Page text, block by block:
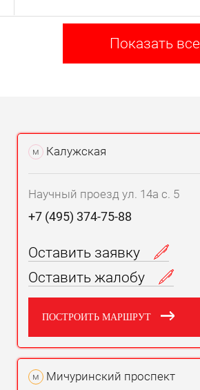
Показать все
м Калужская
Научный проезд ул. 14а с. 5
+7 (495) 374-75-88
Оставить заявку
Оставить жалобу
ПОСТРОИТЬ МАРШРУТ
м Мичуринский проспект